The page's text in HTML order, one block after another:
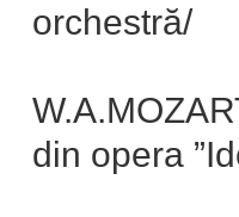
orchestră/
din opera